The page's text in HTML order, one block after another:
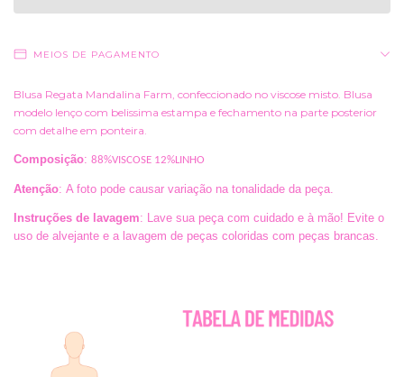
MEIOS DE PAGAMENTO
Blusa Regata Mandalina Farm, confeccionado no viscose misto. Blusa
modelo lenço com belissima estampa e fechamento na parte posterior
com detalhe em ponteira.
Composição: 88%VISCOSE 12%LINHO
Atenção: A foto pode causar variação na tonalidade da peça.
Instruções de lavagem: Lave sua peça com cuidado e à mão! Evite o
uso de alvejante e a lavagem de peças coloridas com peças brancas.